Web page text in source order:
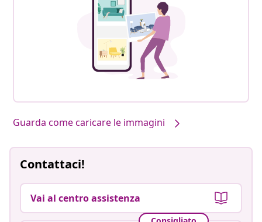
Guarda come caricare le immagini
Contattaci!
Vai al centro assistenza